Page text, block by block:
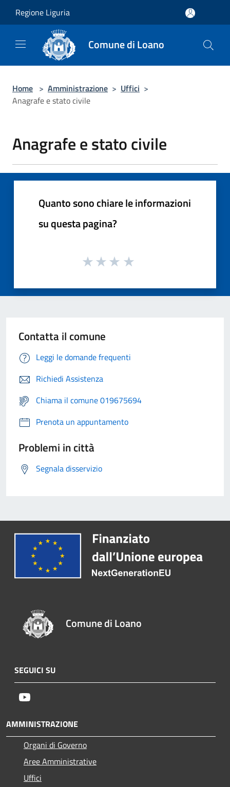
Regione Liguria
Comune di Loano
Home > Amministrazione > Uffici >
Anagrafe e stato civile
Anagrafe e stato civile
Quanto sono chiare le informazioni
su questa pagina?
Contatta il comune
Leggi le domande frequenti
Richiedi Assistenza
Chiama il comune 019675694
Prenota un appuntamento
Problemi in città
Segnala disservizio
Comune di Loano
SEGUICI SU
AMMINISTRAZIONE
Organi di Governo
Aree Amministrative
Uffici